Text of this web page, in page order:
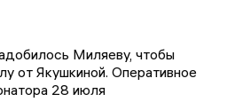
Миляеву, чтобы
от Якушкиной. Оперативное
28 июля